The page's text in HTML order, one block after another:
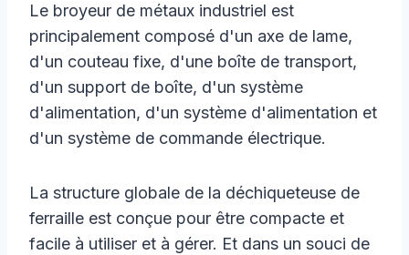
Le broyeur de métaux industriel est
principalement composé d'un axe de lame,
d'un couteau fixe, d'une boîte de transport,
d'un support de boîte, d'un système
d'alimentation, d'un système d'alimentation et
d'un système de commande électrique.
La structure globale de la déchiqueteuse de
ferraille est conçue pour être compacte et
facile à utiliser et à gérer. Et dans un souci de